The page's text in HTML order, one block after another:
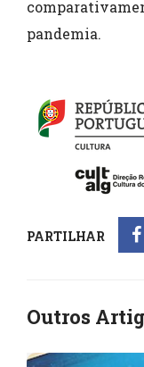
pandemia.
PARTILHAR
Outros